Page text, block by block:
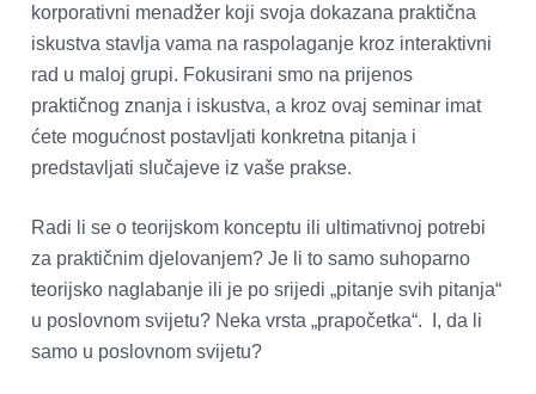
korporativni menadžer koji svoja dokazana praktična
iskustva stavlja vama na raspolaganje kroz interaktivni
rad u maloj grupi. Fokusirani smo na prijenos
praktičnog znanja i iskustva, a kroz ovaj seminar imat
ćete mogućnost postavljati konkretna pitanja i
predstavljati slučajeve iz vaše prakse.
Radi li se o teorijskom konceptu ili ultimativnoj potrebi
za praktičnim djelovanjem? Je li to samo suhoparno
teorijsko naglabanje ili je po srijedi „pitanje svih pitanja“
u poslovnom svijetu? Neka vrsta „prapočetka“.  I, da li
samo u poslovnom svijetu?